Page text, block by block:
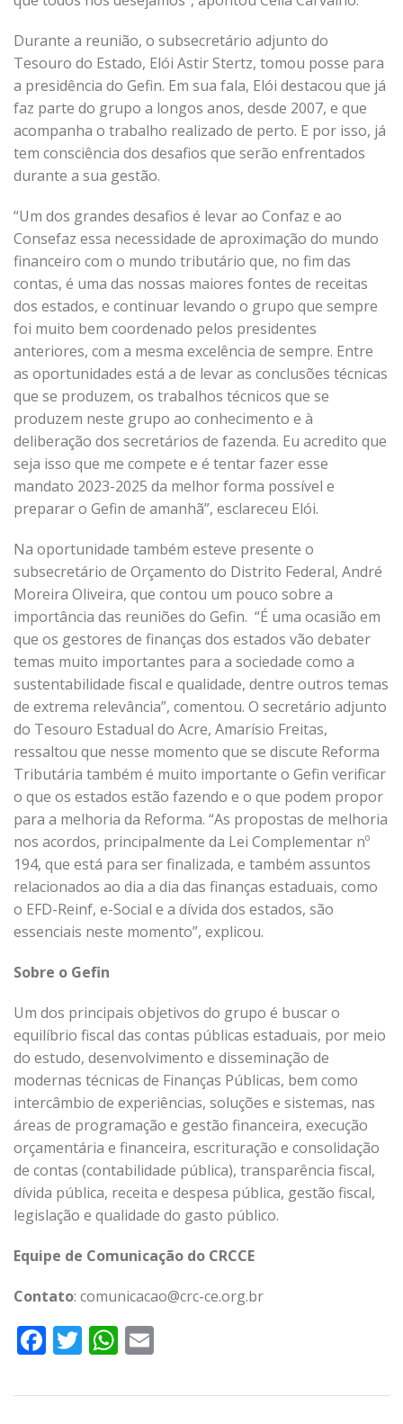
Durante a reunião, o subsecretário adjunto do
Tesouro do Estado, Elói Astir Stertz, tomou posse para
a presidência do Gefin. Em sua fala, Elói destacou que já
faz parte do grupo a longos anos, desde 2007, e que
acompanha o trabalho realizado de perto. E por isso, já
tem consciência dos desafios que serão enfrentados
durante a sua gestão.
“Um dos grandes desafios é levar ao Confaz e ao
Consefaz essa necessidade de aproximação do mundo
financeiro com o mundo tributário que, no fim das
contas, é uma das nossas maiores fontes de receitas
dos estados, e continuar levando o grupo que sempre
foi muito bem coordenado pelos presidentes
anteriores, com a mesma excelência de sempre. Entre
as oportunidades está a de levar as conclusões técnicas
que se produzem, os trabalhos técnicos que se
produzem neste grupo ao conhecimento e à
deliberação dos secretários de fazenda. Eu acredito que
seja isso que me compete e é tentar fazer esse
mandato 2023-2025 da melhor forma possível e
preparar o Gefin de amanhã”, esclareceu Elói.
Na oportunidade também esteve presente o
subsecretário de Orçamento do Distrito Federal, André
Moreira Oliveira, que contou um pouco sobre a
importância das reuniões do Gefin. “É uma ocasião em
que os gestores de finanças dos estados vão debater
temas muito importantes para a sociedade como a
sustentabilidade fiscal e qualidade, dentre outros temas
de extrema relevância”, comentou. O secretário adjunto
do Tesouro Estadual do Acre, Amarísio Freitas,
ressaltou que nesse momento que se discute Reforma
Tributária também é muito importante o Gefin verificar
o que os estados estão fazendo e o que podem propor
para a melhoria da Reforma. “As propostas de melhoria
nos acordos, principalmente da Lei Complementar nº
194, que está para ser finalizada, e também assuntos
relacionados ao dia a dia das finanças estaduais, como
o EFD-Reinf, e-Social e a dívida dos estados, são
essenciais neste momento”, explicou.
Sobre o Gefin
Um dos principais objetivos do grupo é buscar o
equilíbrio fiscal das contas públicas estaduais, por meio
do estudo, desenvolvimento e disseminação de
modernas técnicas de Finanças Públicas, bem como
intercâmbio de experiências, soluções e sistemas, nas
áreas de programação e gestão financeira, execução
orçamentária e financeira, escrituração e consolidação
de contas (contabilidade pública), transparência fiscal,
dívida pública, receita e despesa pública, gestão fiscal,
legislação e qualidade do gasto público.
Equipe de Comunicação do CRCCE
Contato: comunicacao@crc-ce.org.br
Facebook
TwitterWhatsApp